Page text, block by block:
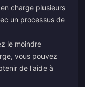
charge plusieurs
un processus de
le moindre
vous pouvez
de l'aide à